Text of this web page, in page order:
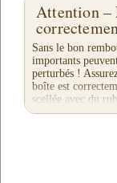
Attention –
Sans le bon
importants
perturbés !
boîte est
scellée avec du
et en...